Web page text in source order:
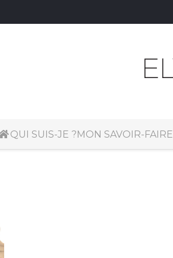
QUI SUIS-JE ?MON SAVOIR-FAIRE